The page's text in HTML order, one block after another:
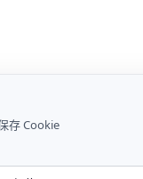
存 Cookie